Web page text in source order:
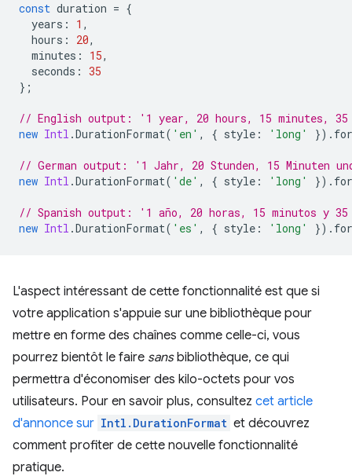
const duration = {
years : 1 ,
hours : 20,
minutes : 15,
seconds : 35
};
// English output: '1 year, 20 hours, 15 minutes, 35
new Intl .DurationFormat( 'en' , { style : 'long' }).
// German output: '1 Jahr, 20 Stunden, 15 Minuten
new Intl .DurationFormat( 'de' , { style : 'long' }).
// Spanish output: '1 año, 20 horas, 15 minutos y 35
new Intl .DurationFormat( 'es' , { style : 'long' }).
L'aspect intéressant de cette fonctionnalité est que si
votre application s'appuie sur une bibliothèque pour
mettre en forme des chaînes comme celle-ci, vous
pourrez bientôt le faire sansbibliothèque, ce qui
permettra d'économiser des kilo-octets pour vos
utilisateurs. Pour en savoir plus, consultez cet article
d'annonce sur Intl.DurationFormat et découvrez
comment profiter de cette nouvelle fonctionnalité
pratique.